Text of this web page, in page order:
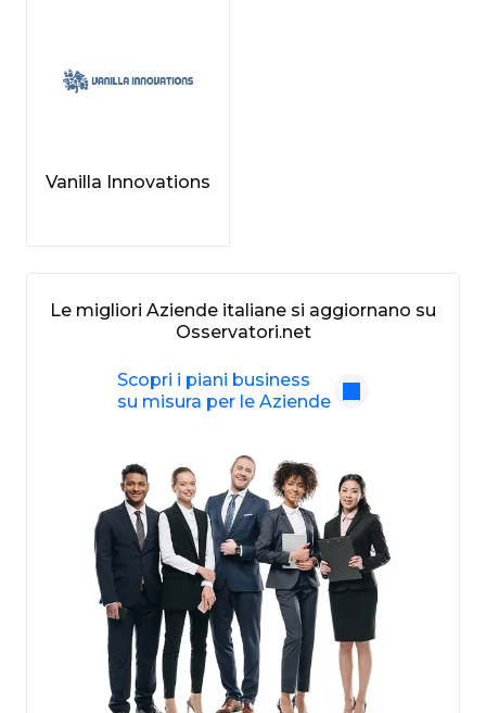
Le migliori Aziende italiane si aggiornano su
Osservatori.net
Scopri i piani business
su misura per le Aziende
Vanilla Innovations